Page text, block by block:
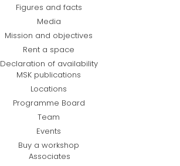
Figures and facts
Media
Mission and objectives
Rent a space
Declaration of availability
MSK publications
Locations
Programme Board
Team
Events
Buy a workshop
Associates